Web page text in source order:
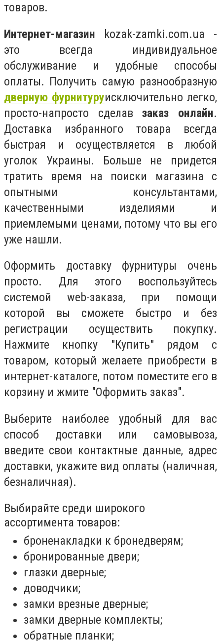
товаров.
Интернет-магазин kozak-zamki.com.ua -
это всегда индивидуальное
обслуживание и удобные способы
оплаты. Получить самую разнообразную
дверную фурнитуруисключительно легко,
просто-напросто сделавзаказ онлайн.
Доставка избранного товара всегда
быстрая и осуществляется в любой
уголок Украины. Больше не придется
тратить время на поиски магазина с
опытными консультантами,
качественными изделиями и
приемлемыми ценами, потому что вы его
уже нашли.
Оформить доставку фурнитуры очень
просто. Для этого воспользуйтесь
системой web-заказа, при помощи
которой вы сможете быстро и без
регистрации осуществить покупку.
Нажмите кнопку "Купить" рядом с
товаром, который желаете приобрести в
интернет-каталоге, потом поместите его в
корзину и жмите "Оформить заказ".
Выберите наиболее удобный для вас
способ доставки или самовывоза,
введите свои контактные данные, адрес
доставки, укажите вид оплаты (наличная,
безналичная).
Выбирайте среди широкого
ассортимента товаров:
броненакладки к бронедверям;
бронированные двери;
глазки дверные;
доводчики;
замки врезные дверные;
замки дверные комплекты;
обратные планки;